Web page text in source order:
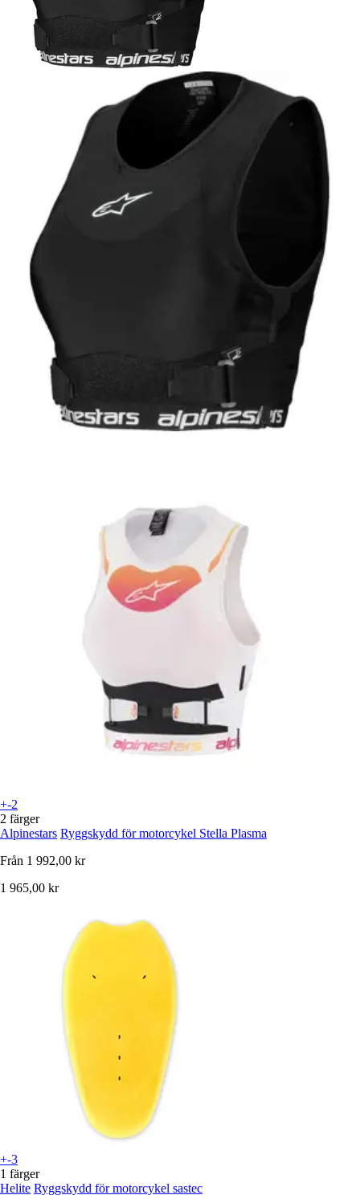
+-2
2 färger
Alpinestars Ryggskydd för motorcykel Stella Plasma
Från 1 992,00 kr
1 965,00 kr
+-3
1 färger
Helite Ryggskydd för motorcykel sastec